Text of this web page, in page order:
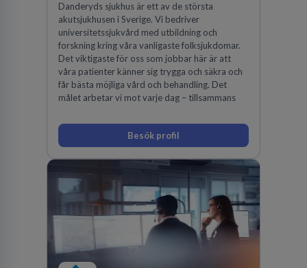
Danderyds sjukhus är ett av de största
akutsjukhusen i Sverige. Vi bedriver
universitetssjukvård med utbildning och
forskning kring våra vanligaste folksjukdomar.
Det viktigaste för oss som jobbar här är att
våra patienter känner sig trygga och säkra och
får bästa möjliga vård och behandling. Det
målet arbetar vi mot varje dag – tillsammans
Besök profil